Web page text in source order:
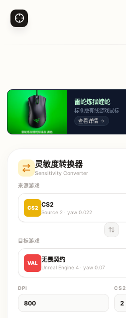
雷蛇炼狱蝰蛇
标准版有线游戏鼠标
查看详情
灵敏度转换器
Sensitivity Converter
来源游戏
CS2 CS2
Source 2 · yaw 0.022
目标游戏
VAL 无畏契约
Unreal Engine 4· yaw 0.07
DPI CS2